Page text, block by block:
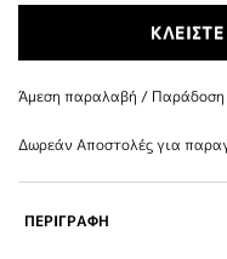
Άμεση παραλαβή / Παράδoση
Δωρεάν Αποστολές για
ΠΕΡΙΓΡΑΦΗ